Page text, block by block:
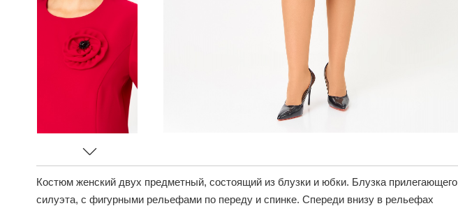
Костюм женский двух предметный, состоящий из блузки и юбки. Блузка прилегающего
силуэта, с фигурными рельефами по переду и спинке. Спереди внизу в рельефах